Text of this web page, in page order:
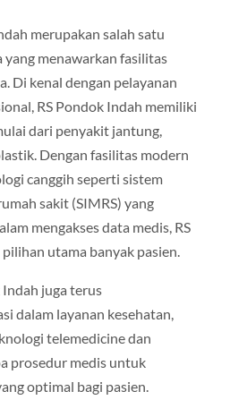
merupakan salah satu
menawarkan fasilitas
Di kenal dengan pelayanan
RS Pondok Indah memiliki
dari penyakit jantung,
Dengan fasilitas modern
canggih seperti sistem
sakit (SIMRS) yang
mengakses data medis, RS
utama banyak pasien.
Indah juga terus
dalam layanan kesehatan,
telemedicine dan
prosedur medis untuk
optimal bagi pasien.